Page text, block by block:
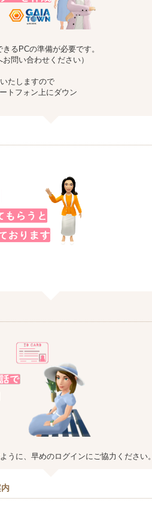
るPCの準備が必要です。
問い合わせください）
たしますので
トフォン上にダウン
に、早めのログインにご協力ください。